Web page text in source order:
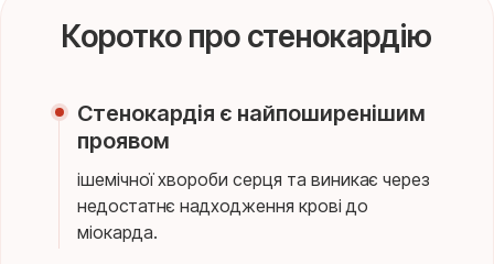
Коротко про стенокардію
Стенокардія є найпоширенішим
проявом
ішемічної хвороби серця та виникає через
недостатнє надходження крові до
міокарда.